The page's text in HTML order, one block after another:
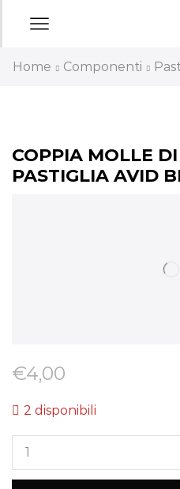
Home Componenti
COPPIA MOLLE
PASTIGLIA AVID
€4,00
2 disponibili